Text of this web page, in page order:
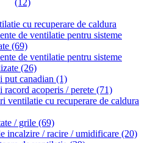
(12)
cu recuperare de caldura
de ventilatie pentru sisteme
(69)
de ventilatie pentru sisteme
(26)
put canadian (1)
racord acoperis / perete (71)
ventilatie cu recuperare de caldura
/ grile (69)
incalzire / racire / umidificare (20)